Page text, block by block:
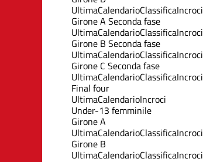
UltimaCalendarioClassificaIncroci
Girone A Seconda fase
UltimaCalendarioClassificaIncroci
Girone B Seconda fase
UltimaCalendarioClassificaIncroci
Girone C Seconda fase
UltimaCalendarioClassificaIncroci
Final four
UltimaCalendarioIncroci
Under-13 femminile
Girone A
UltimaCalendarioClassificaIncroci
Girone B
UltimaCalendarioClassificaIncroci